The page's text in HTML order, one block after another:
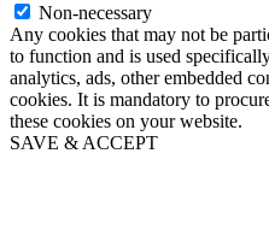
Non-necessary
Any cookies that may not be
to function and is used
analytics, ads, other embedded
cookies. It is mandatory to
these cookies on your website.
SAVE & ACCEPT